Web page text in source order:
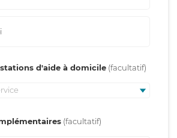
d'aide à domicile